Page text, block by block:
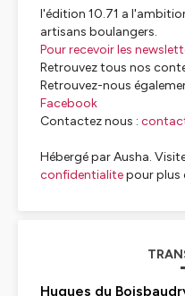
l'édition 10.71 a
artisans boulangers.
Pour recevoir les
Retrouvez tous nos
Retrouvez-nous
Facebook
Contactez nous :
Hébergé par Ausha.
confidentialitepour plus
Hugues du